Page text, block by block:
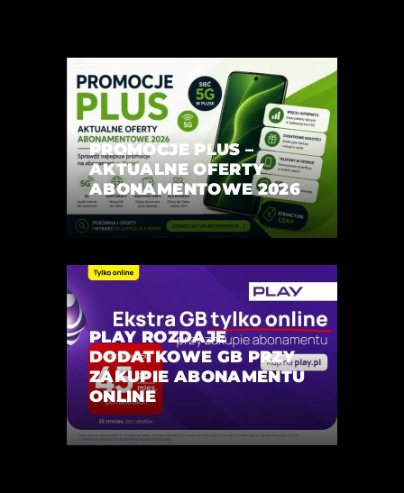
PROMOCJE PLUS –
AKTUALNE OFERTY
ABONAMENTOWE 2026
PLAY ROZDAJE
DODATKOWE GB PRZY
ZAKUPIE ABONAMENTU
ONLINE